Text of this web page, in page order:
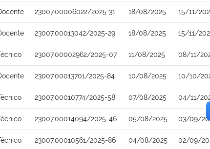
23007.00006022/2025-31 18/08/2025 15/11/
23007.00013042/2025-29 18/08/2025 15/11/
23007.00002962/2025-07 11/08/2025 08/11/
23007.00013701/2025-84 10/08/2025 10/10/
23007.00010774/2025-58 07/08/2025 04/11/
23007.00014094/2025-46 05/08/2025 03/09/
23007.00010561/2025-86 04/08/2025 02/09/